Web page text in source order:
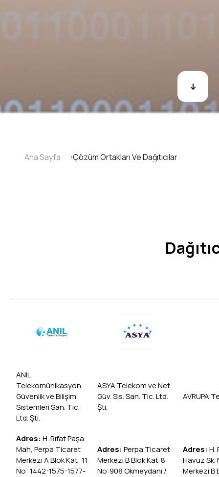
Sayfa
Ana Sayfa Çözüm Ortakları Ve Dağıtıcılar
ANIL
Telekomünikasyon
Güvenlik ve Bilişim
Sistemleri San. Tic.
Ltd. Şti.
ASYA Telekom ve Net.
Güv. Sis. San. Tic. Ltd.
Şti.
AVRUPA
Adres:H. Rıfat Paşa
Mah, Perpa Ticaret
Merkezi A Blok Kat: 11
No: 1442-1575-1577-
Adres:Perpa Ticaret
Merkezi B Blok Kat:8
No:908 Okmeydanı /
Adres:H.
Havuz Sk.
Merkezi B